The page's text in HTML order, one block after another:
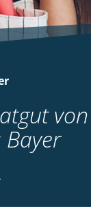
von
Bayer